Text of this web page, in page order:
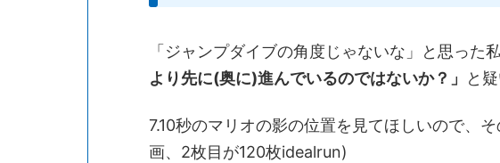
「ジャンプダイブの角度じゃないな」と思った
より先に(奥に)進んでいるのではないか？」
と
7.10秒のマリオの影の位置を見てほしいので、
画、2枚目が120枚idealrun)